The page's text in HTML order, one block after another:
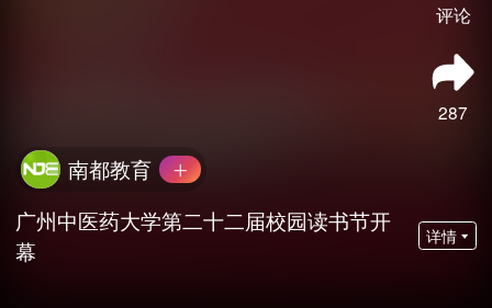
评论
287
南都教育
广州中医药大学第二十二届校园读书节开
幕
详情